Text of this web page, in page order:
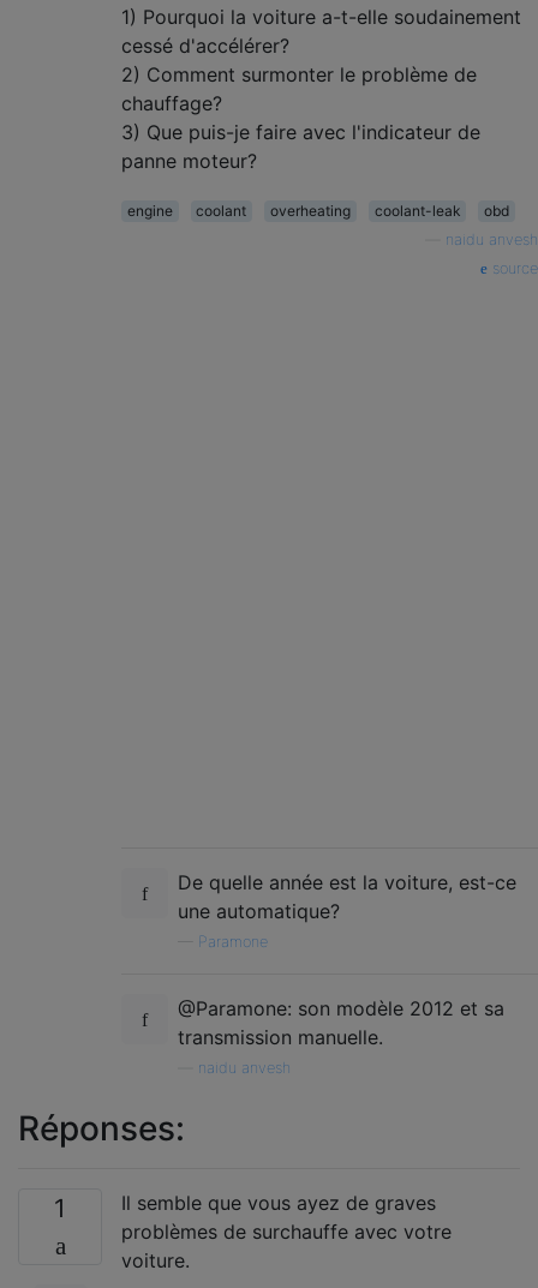
1) Pourquoi la voiture a-t-elle soudainement
cessé d'accélérer?
2) Comment surmonter le problème de
chauffage?
3) Que puis-je faire avec l'indicateur de
panne moteur?
engine coolant overheating coolant-leak
obd
naidu anvesh
source
De quelle année est la voiture, est-ce
une automatique?
Paramone
@Paramone: son modèle 2012 et sa
transmission manuelle.
naidu anvesh
Réponses:
1
Il semble que vous ayez de graves
problèmes de surchauffe avec votre
voiture.